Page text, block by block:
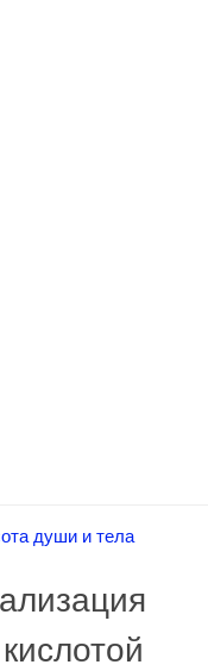
души и тела